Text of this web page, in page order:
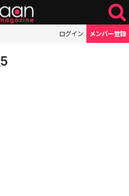
ログイン メンバー登録